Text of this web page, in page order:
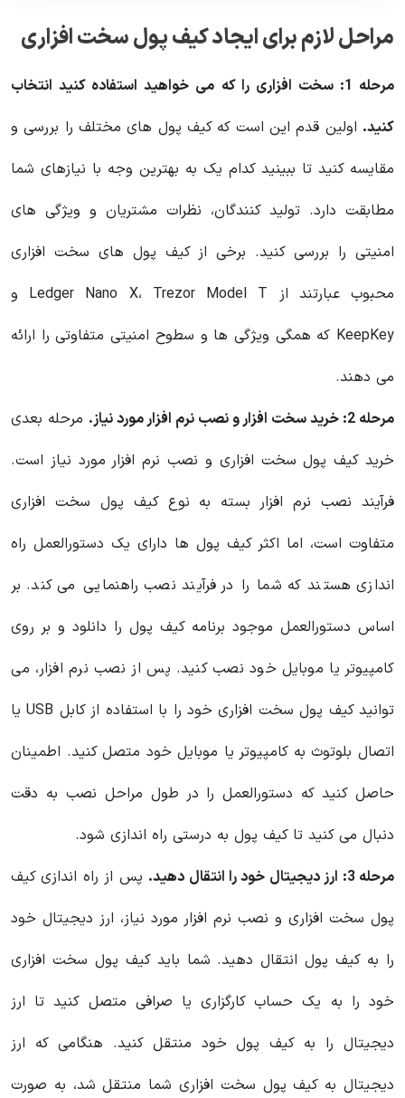
مراحل لازم برای ایجاد کیف پول سخت افزاری
مرحله 1: سخت افزاری را که می خواهید استفاده کنید انتخاب
کنید. اولین قدم این است که کیف پول های مختلف را بررسی و
مقایسه کنید تا ببینید کدام یک به بهترین وجه با نیازهای شما
مطابقت دارد. تولید کنندگان، نظرات مشتریان و ویژگی های
امنیتی را بررسی کنید. برخی از کیف پول های سخت افزاری
محبوب عبارتند از Ledger Nano X، Trezor Model T و
KeepKey که همگی ویژگی ها و سطوح امنیتی متفاوتی را ارائه
می دهند.
مرحله 2: خرید سخت افزار و نصب نرم افزار مورد نیاز.
مرحله بعدی
خرید کیف پول سخت افزاری و نصب نرم افزار مورد نیاز است.
فرآیند نصب نرم افزار بسته به نوع کیف پول سخت افزاری
متفاوت است، اما اکثر کیف پول ها دارای یک دستورالعمل راه
اندازی هستند که شما را در فرآیند نصب راهنمایی می کند. بر
اساس دستورالعمل موجود برنامه کیف پول را دانلود و بر روی
کامپیوتر یا موبایل خود نصب کنید. پس از نصب نرم افزار، می
توانید کیف پول سخت افزاری خود را با استفاده از کابل USB یا
اتصال بلوتوث به کامپیوتر یا موبایل خود متصل کنید. اطمینان
حاصل کنید که دستورالعمل را در طول مراحل نصب به دقت
دنبال می کنید تا کیف پول به درستی راه اندازی شود.
مرحله 3: ارز دیجیتال خود را انتقال دهید.
پس از راه اندازی کیف
پول سخت افزاری و نصب نرم افزار مورد نیاز، ارز دیجیتال خود
را به کیف پول انتقال دهید. شما باید کیف پول سخت افزاری
خود را به یک حساب کارگزاری یا صرافی متصل کنید تا ارز
دیجیتال را به کیف پول خود منتقل کنید. هنگامی که ارز
دیجیتال به کیف پول سخت افزاری شما منتقل شد، به صورت